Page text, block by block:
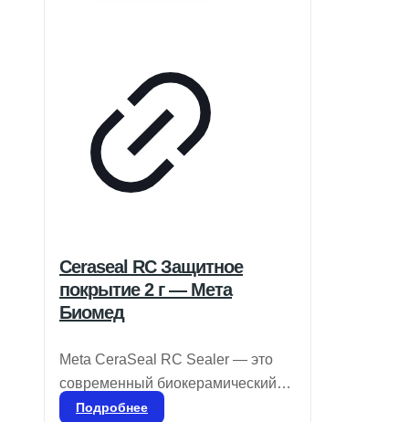
осуществляет контроль на всех
придерживаясь международных
Ceraseal RC Защитное
покрытие 2 г — Мета
Биомед
Meta CeraSeal RC Sealer — это
современный биокерамический
герметик, обладающий
Подробнее